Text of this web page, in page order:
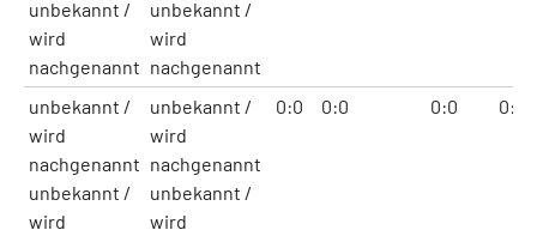
unbekannt /
wird
nachgenannt
unbekannt /
wird
nachgenannt
unbekannt /
wird
nachgenannt
unbekannt /
wird
unbekannt /
wird
nachgenannt
unbekannt /
wird
0:0 0:0 0:0 0:0